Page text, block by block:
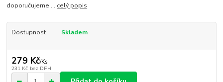
doporučujeme ... celý popis
Dostupnost Skladem
279 Kč/Ks
231 Kč bez DPH